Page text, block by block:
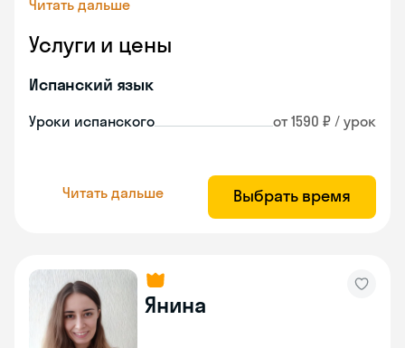
Читать дальше
Услуги и цены
Испанский язык
Уроки испанского от 1590 ₽ / урок
Читать дальше Выбрать время
Янина